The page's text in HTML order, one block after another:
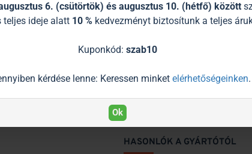
6. (csütörtök) és augusztus 10. (hétfő) között
teljes ideje alatt 10 % kedvezményt biztosítunk a teljes
Kuponkód: szab10
kérdése lenne: Keressen minket elérhetőségeinken.
Ok
HASONLÓK A GYÁRTÓTÓL